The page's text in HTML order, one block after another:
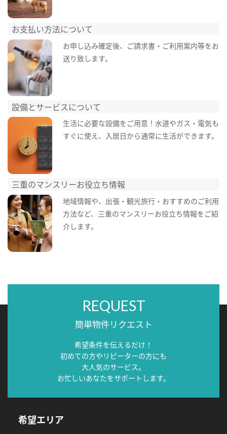
お支払い方法について
お申し込み確定後、ご請求書・ご利用案内等をお
送り致します。
設備とサービスについて
生活に必要な設備をご用意！水道やガス・電気も
すぐに使え、入居日から通常に生活ができます。
三重のマンスリーお役立ち情報
地域情報や、出張・観光旅行・おすすめのご利用
方法など、三重のマンスリーお役立ち情報をご紹
介します。
REQUEST
簡単物件リクエスト
希望条件を伝えるだけ！
初めての方やリピーターの方にも
大人気のサービス。
お忙しいあなたをサポートします。
希望エリア